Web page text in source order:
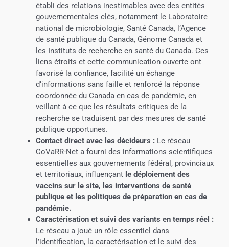
établi des relations inestimables avec des entités
gouvernementales clés, notamment le Laboratoire
national de microbiologie, Santé Canada, l’Agence
de santé publique du Canada, Génome Canada et
les Instituts de recherche en santé du Canada. Ces
liens étroits et cette communication ouverte ont
favorisé la confiance, facilité un échange
d’informations sans faille et renforcé la réponse
coordonnée du Canada en cas de pandémie, en
veillant à ce que les résultats critiques de la
recherche se traduisent par des mesures de santé
publique opportunes.
Contact direct avec les décideurs :Le réseau
CoVaRR-Net a fourni des informations scientifiques
essentielles aux gouvernements fédéral, provinciaux
et territoriaux, influençant le déploiement des
vaccins sur le site, les interventions de santé
publique et les politiques de préparation en cas de
pandémie.
Caractérisation et suivi des variants en temps réel :
Le réseau a joué un rôle essentiel dans
l’identification, la caractérisation et le suivi des